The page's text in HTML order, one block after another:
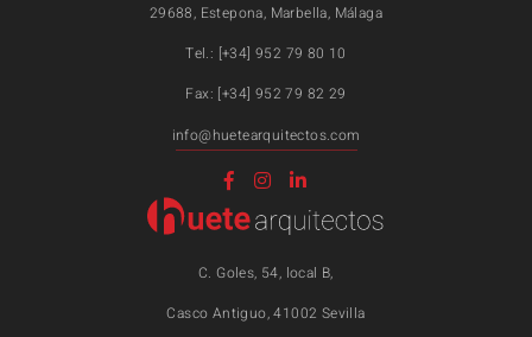
29688, Estepona, Marbella, Málaga
Tel.: [+34] 952 79 80 10
Fax: [+34] 952 79 82 29
info@huetearquitectos.com
C. Goles, 54, local B,
Casco Antiguo, 41002 Sevilla